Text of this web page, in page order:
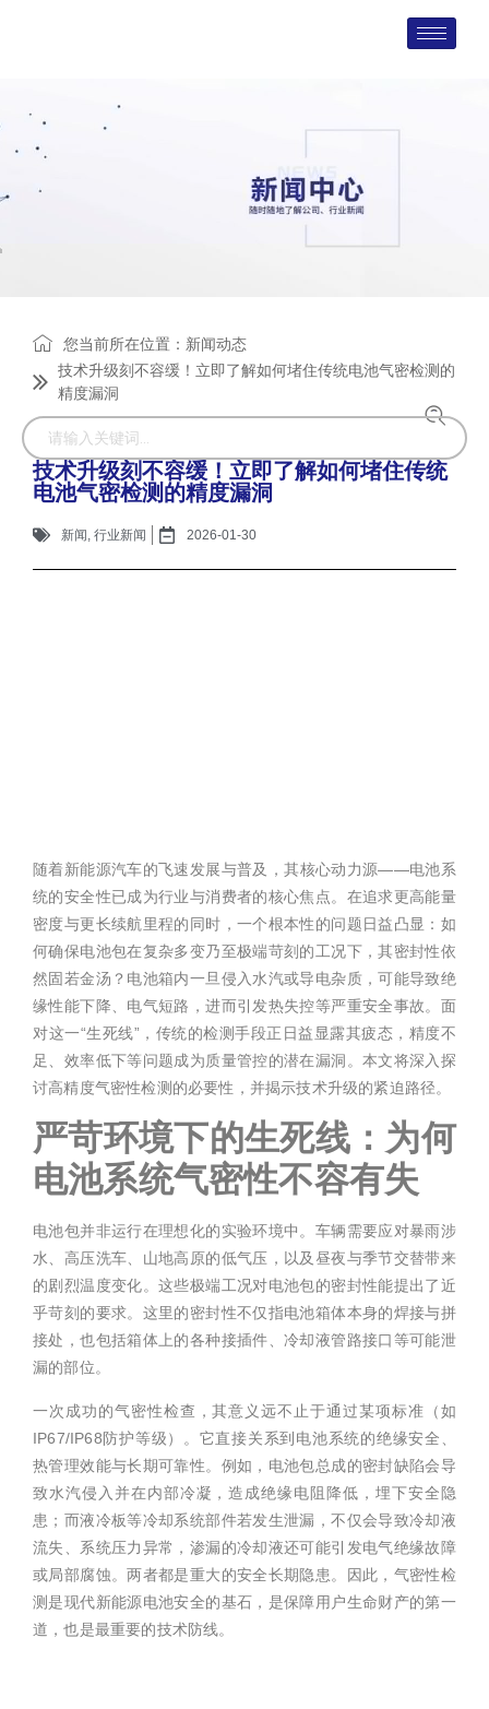
您当前所在位置： 新闻动态
技术升级刻不容缓！立即了解如何堵住传统电池气密检测的
精度漏洞
技术升级刻不容缓！立即了解如何堵住传统
电池气密检测的精度漏洞
新闻 , 行业新闻 2026-01-30
随着新能源汽车的飞速发展与普及，其核心动力源——电池系
统的安全性已成为行业与消费者的核心焦点。在追求更高能量
密度与更长续航里程的同时，一个根本性的问题日益凸显：如
何确保电池包在复杂多变乃至极端苛刻的工况下，其密封性依
然固若金汤？电池箱内一旦侵入水汽或导电杂质，可能导致绝
缘性能下降、电气短路，进而引发热失控等严重安全事故。面
对这一“生死线”，传统的检测手段正日益显露其疲态，精度不
足、效率低下等问题成为质量管控的潜在漏洞。本文将深入探
讨高精度气密性检测的必要性，并揭示技术升级的紧迫路径。
严苛环境下的生死线：为何
电池系统气密性不容有失
电池包并非运行在理想化的实验环境中。车辆需要应对暴雨涉
水、高压洗车、山地高原的低气压，以及昼夜与季节交替带来
的剧烈温度变化。这些极端工况对电池包的密封性能提出了近
乎苛刻的要求。这里的密封性不仅指电池箱体本身的焊接与拼
接处，也包括箱体上的各种接插件、冷却液管路接口等可能泄
漏的部位。
一次成功的气密性检查，其意义远不止于通过某项标准（如
IP67/IP68防护等级）。它直接关系到电池系统的绝缘安全、
热管理效能与长期可靠性。例如，电池包总成的密封缺陷会导
致水汽侵入并在内部冷凝，造成绝缘电阻降低，埋下安全隐
患；而液冷板等冷却系统部件若发生泄漏，不仅会导致冷却液
流失、系统压力异常，渗漏的冷却液还可能引发电气绝缘故障
或局部腐蚀。两者都是重大的安全长期隐患。因此，气密性检
测是现代新能源电池安全的基石，是保障用户生命财产的第一
道，也是最重要的技术防线。